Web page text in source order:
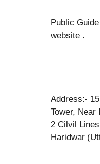
Public
website .
Address:-
Tower, Near
2 Cilvil
Haridwar